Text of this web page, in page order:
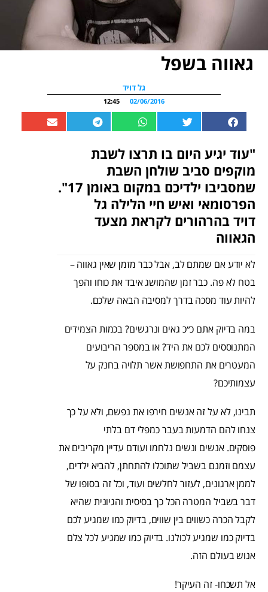
גאווה בשפל
גל דויד
02/06/2016
12:45
"עוד יגיע היום בו תרצו לשבת
מוקפים סביב שולחן השבת
שמסביבו ילדיכם במקום באומן 17".
הפרסומאי ואיש חיי הלילה גל
דויד בהרהורים לקראת מצעד
הגאווה
לא יודע אם שמתם לב, אבל כבר מזמן שאין גאווה –
בטח לא פה. כבר זמן שהמושג איבד את כוחו והפך
להיות עוד מסכה בדרך למסיבה הבאה שלכם.
במה בדיוק אתם כ״כ גאים ונרגשים? בכמות הצמידים
המתנוססים לכם את היד? או במספר הריבועים
המעטרים את התחפושת אשר תלויה בחנק על
עצמותיכם?
תבינו, לא על זה אנשים חירפו את נפשם, ולא על כך
צנחו להם הדמעות בעבר כמפלי דם בלתי
פוסקים. אנשים ונשים נלחמו ועודם עדיין מקריבים את
עצמם וזמנם בשביל שתוכלו להתחתן, להביא ילדים,
לממן ארגונים, לעזור לחלשים ועוד, וכל זה בסופו של
דבר בשביל המטרה הכל כך בסיסית והגיונית שהיא
לקבל הכרה כשווים בין שווים, בדיוק כמו שמגיע לכם
בדיוק כמו שמגיע לכולנו. בדיוק כמו שמגיע לכל צלם
אנוש בעולם הזה.
אל תשכחו- זה העיקר!